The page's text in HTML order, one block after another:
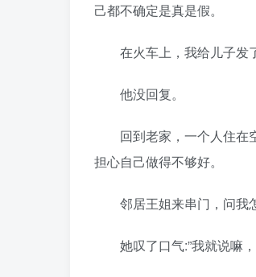
己都不确定是真是假。
在火车上，我给儿子发了
他没回复。
回到老家，一个人住在空
担心自己做得不够好。
邻居王姐来串门，问我怎
她叹了口气:”我就说嘛，